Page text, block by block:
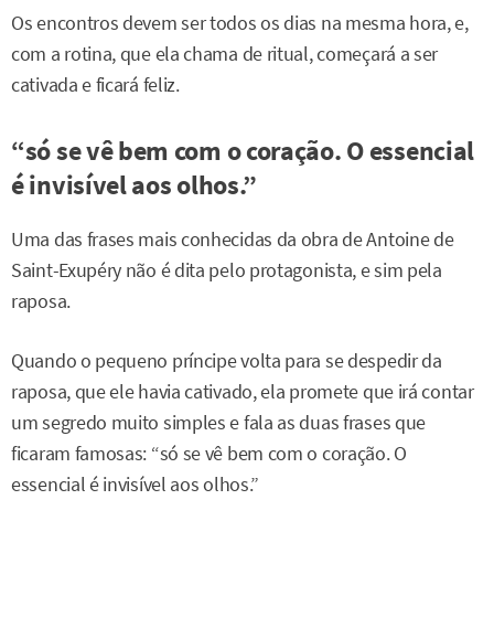
Os encontros devem ser todos os dias na mesma hora, e,
com a rotina, que ela chama de ritual, começará a ser
cativada e ficará feliz.
“só se vê bem com o coração. O essencial
é invisível aos olhos.”
Uma das frases mais conhecidas da obra de Antoine de
Saint-Exupéry não é dita pelo protagonista, e sim pela
raposa.
Quando o pequeno príncipe volta para se despedir da
raposa, que ele havia cativado, ela promete que irá contar
um segredo muito simples e fala as duas frases que
ficaram famosas: “só se vê bem com o coração. O
essencial é invisível aos olhos.”